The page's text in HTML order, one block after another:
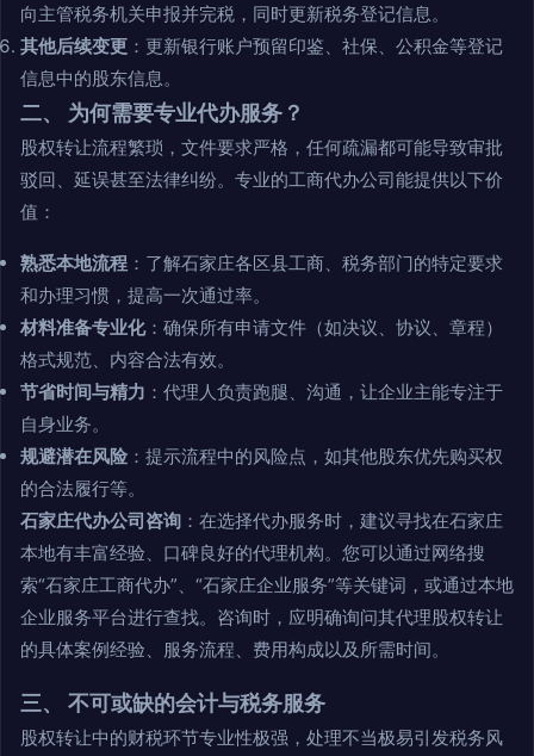
向主管税务机关申报并完税，同时更新税务登记信息。
其他后续变更 ：更新银行账户预留印鉴、社保、公积金等登记
信息中的股东信息。
二、 为何需要专业代办服务？
股权转让流程繁琐，文件要求严格，任何疏漏都可能导致审批
驳回、延误甚至法律纠纷。专业的工商代办公司能提供以下价
值：
熟悉本地流程 ：了解石家庄各区县工商、税务部门的特定要求
和办理习惯，提高一次通过率。
材料准备专业化：确保所有申请文件（如决议、协议、章程）
格式规范、内容合法有效。
节省时间与精力 ：代理人负责跑腿、沟通，让企业主能专注于
自身业务。
规避潜在风险 ：提示流程中的风险点，如其他股东优先购买权
的合法履行等。
石家庄代办公司咨询 ：在选择代办服务时，建议寻找在石家庄
本地有丰富经验、口碑良好的代理机构。您可以通过网络搜
索“石家庄工商代办”、“石家庄企业服务”等关键词，或通过本地
企业服务平台进行查找。咨询时，应明确询问其代理股权转让
的具体案例经验、服务流程、费用构成以及所需时间。
三、 不可或缺的会计与税务服务
股权转让中的财税环节专业性极强，处理不当极易引发税务风